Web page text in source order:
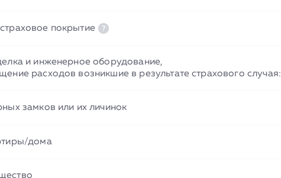
покрытие
и инженерное оборудование,
расходов возникшие в результате страхового случая:
замков или их личинок
дома